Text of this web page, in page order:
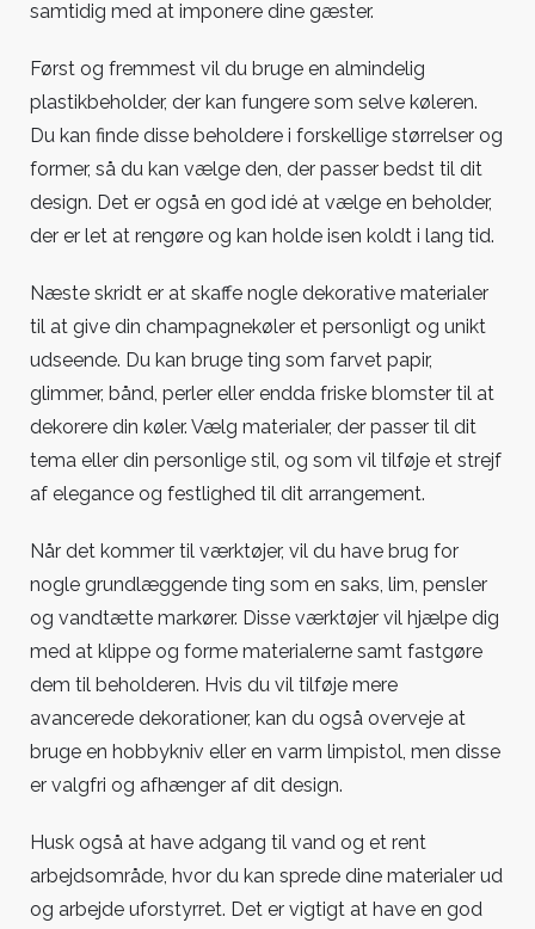
samtidig med at imponere dine gæster.
Først og fremmest vil du bruge en almindelig
plastikbeholder, der kan fungere som selve køleren.
Du kan finde disse beholdere i forskellige størrelser og
former, så du kan vælge den, der passer bedst til dit
design. Det er også en god idé at vælge en beholder,
der er let at rengøre og kan holde isen koldt i lang tid.
Næste skridt er at skaffe nogle dekorative materialer
til at give din champagnekøler et personligt og unikt
udseende. Du kan bruge ting som farvet papir,
glimmer, bånd, perler eller endda friske blomster til at
dekorere din køler. Vælg materialer, der passer til dit
tema eller din personlige stil, og som vil tilføje et strejf
af elegance og festlighed til dit arrangement.
Når det kommer til værktøjer, vil du have brug for
nogle grundlæggende ting som en saks, lim, pensler
og vandtætte markører. Disse værktøjer vil hjælpe dig
med at klippe og forme materialerne samt fastgøre
dem til beholderen. Hvis du vil tilføje mere
avancerede dekorationer, kan du også overveje at
bruge en hobbykniv eller en varm limpistol, men disse
er valgfri og afhænger af dit design.
Husk også at have adgang til vand og et rent
arbejdsområde, hvor du kan sprede dine materialer ud
og arbejde uforstyrret. Det er vigtigt at have en god